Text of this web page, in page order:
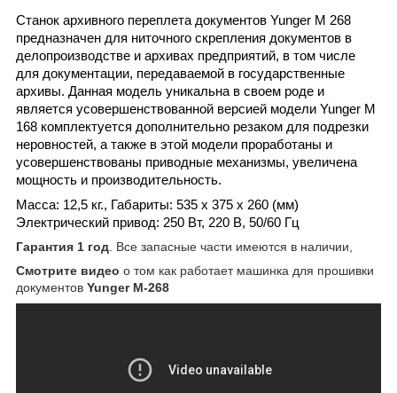
Станок архивного переплета документов Yunger M 268
предназначен для ниточного скрепления документов в
делопроизводстве и архивах предприятий, в том числе
для документации, передаваемой в государственные
архивы. Данная модель уникальна в своем роде и
является усовершенствованной версией модели Yunger M
168 комплектуется дополнительно резаком для подрезки
неровностей, а также в этой модели проработаны и
усовершенствованы приводные механизмы, увеличена
мощность и производительность.
Масса: 12,5 кг., Габариты: 535 х 375 х 260 (мм)
Электрический привод: 250 Вт, 220 В, 50/60 Гц
Гарантия 1 год . Все запасные части имеются в наличии,
Смотрите видео о том как работает машинка для прошивки
документов Yunger M-268